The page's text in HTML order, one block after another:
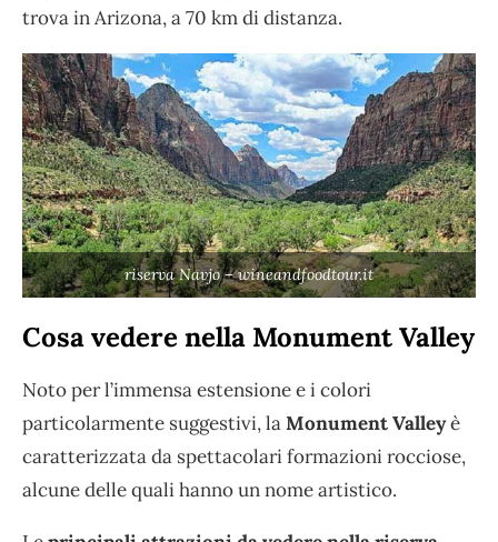
trova in Arizona, a 70 km di distanza.
riserva Navjo – wineandfoodtour.it
Cosa vedere nella Monument Valley
Noto per l’immensa estensione e i colori
particolarmente suggestivi, laMonument Valleyè
caratterizzata da spettacolari formazioni rocciose,
alcune delle quali hanno un nome artistico.